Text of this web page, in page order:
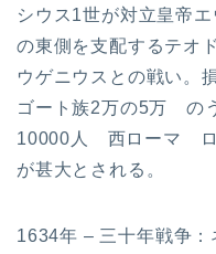
シウス1世が対立皇帝
の東側を支配するテオ
ウゲニウスとの戦い
ゴート族2万の5万 の
10000人 西ローマ ロ
が甚大とされる。
1634年 – 三十年戦争：